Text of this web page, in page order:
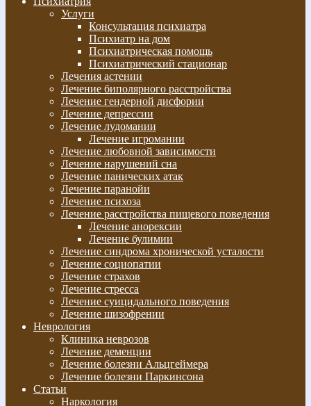
Услуги
Консультация психиатра
Психиатр на дом
Психиатрическая помощь
Психиатрический стационар
Лечения астении
Лечение биполярного расстройства
Лечение гендерной дисфории
Лечение депрессии
Лечение лудомании
Лечение игромании
Лечение любовной зависимости
Лечение нарушений сна
Лечение панических атак
Лечение паранойи
Лечение психоза
Лечение расстройства пищевого поведения
Лечение анорексии
Лечение булимии
Лечение синдрома хронической усталости
Лечение социопатии
Лечение страхов
Лечение стресса
Лечение суицидального поведения
Лечение шизофрении
Неврология
Клиника неврозов
Лечение деменции
Лечение болезни Альцгеймера
Лечение болезни Паркинсона
Статьи
Наркология